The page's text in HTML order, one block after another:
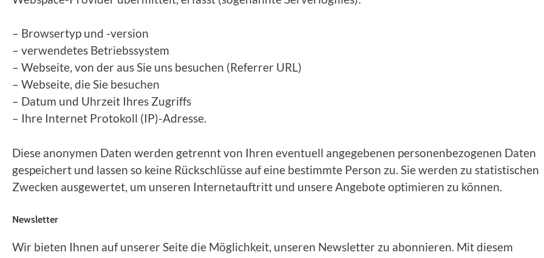
– Browsertyp und -version
– verwendetes Betriebssystem
– Webseite, von der aus Sie uns besuchen (Referrer URL)
– Webseite, die Sie besuchen
– Datum und Uhrzeit Ihres Zugriffs
– Ihre Internet Protokoll (IP)-Adresse.
Diese anonymen Daten werden getrennt von Ihren eventuell angegebenen personenbezogenen Daten
gespeichert und lassen so keine Rückschlüsse auf eine bestimmte Person zu. Sie werden zu statistischen
Zwecken ausgewertet, um unseren Internetauftritt und unsere Angebote optimieren zu können.
Newsletter
Wir bieten Ihnen auf unserer Seite die Möglichkeit, unseren Newsletter zu abonnieren. Mit diesem